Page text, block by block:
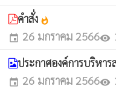
คำสั่ง whatshot
event 26 มกราคม 2566visibility
ประกาศองค์การบริหา
event 26 มกราคม 2566visibility